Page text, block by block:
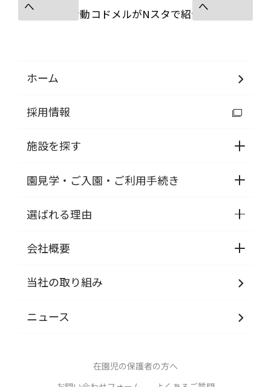
食農・食育活動 コドメルがNスタで紹介されました
ホーム
採用情報
施設を探す
園見学・ご入園・ご利用手続き
選ばれる理由
会社概要
当社の取り組み
ニュース
在園児の保護者の方へ